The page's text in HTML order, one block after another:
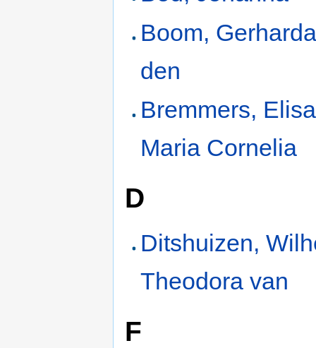
Boom,
den
Bremmers,
Maria Cornelia
D
Ditshuizen,
Theodora van
F